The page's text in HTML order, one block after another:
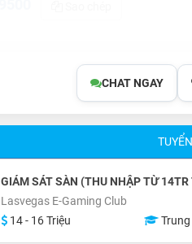
CHAT NGAY
GIÁM SÁT SÀN (THU NHẬP TỪ 14TR
Lasvegas E-Gaming Club
14 - 16 Triệu
Trung